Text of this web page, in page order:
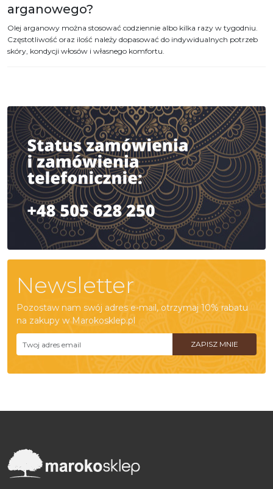
arganowego?
Olej arganowy można stosować codziennie albo kilka razy w tygodniu.
Częstotliwość oraz ilość należy dopasować do indywidualnych potrzeb
skóry, kondycji włosów i własnego komfortu.
Newsletter
Pozostaw nam swój adres e-mail, otrzymaj 10% rabatu
na zakupy w Marokosklep.pl